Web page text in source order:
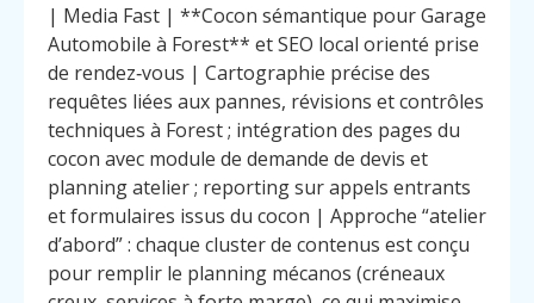
| Media Fast | **Cocon sémantique pour Garage
Automobile à Forest** et SEO local orienté prise
de rendez‑vous | Cartographie précise des
requêtes liées aux pannes, révisions et contrôles
techniques à Forest ; intégration des pages du
cocon avec module de demande de devis et
planning atelier ; reporting sur appels entrants
et formulaires issus du cocon | Approche “atelier
d’abord” : chaque cluster de contenus est conçu
pour remplir le planning mécanos (créneaux